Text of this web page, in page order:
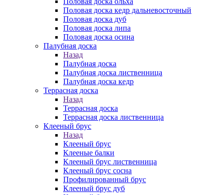
Половая доска кедр дальневосточный
Половая доска дуб
Половая доска липа
Половая доска осина
Палубная доска
Назад
Палубная доска
Палубная доска лиственница
Палубная доска кедр
Террасная доска
Назад
Террасная доска
Террасная доска лиственница
Клееный брус
Назад
Клееный брус
Клееные балки
Клееный брус лиственница
Клееный брус сосна
Профилированный брус
Клееный брус дуб